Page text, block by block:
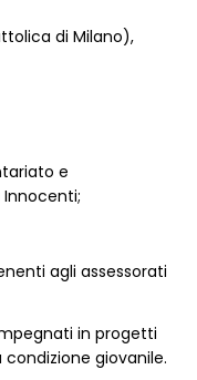
di Milano),
e
Innocenti;
agli assessorati
in progetti
giovanile.